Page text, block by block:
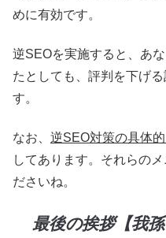
めに有効です。
逆SEOを実施すると、あ
たとしても、評判を下げ
す。
なお、 逆SEO対策の具体
してあります。それらの
ださいね。
最後の挨拶【我